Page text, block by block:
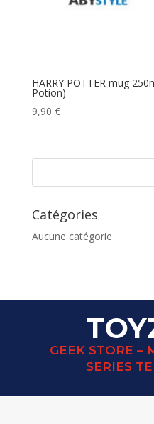
HARRY POTTER mug
Potion)
9,90 €
Catégories
Aucune catégorie
GEEK STORE –
SERIES